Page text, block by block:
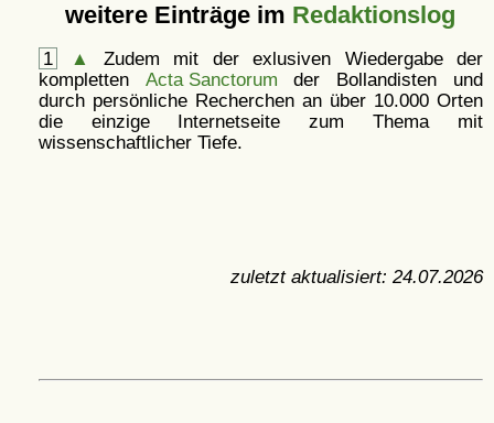
weitere Einträge im Redaktionslog
1 ▲
Zudem mit der exlusiven Wiedergabe der
kompletten Acta Sanctorum der Bollandisten und
durch persönliche Recherchen an über 10.000 Orten
die einzige Internetseite zum Thema mit
wissenschaftlicher Tiefe.
zuletzt aktualisiert: 24.07.2026